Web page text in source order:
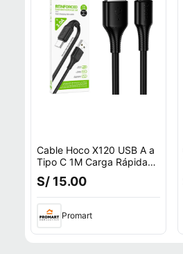
Cable Hoco X120 USB A a
Tipo C 1M Carga Rápida
3A Negro
S/ 15.00
Promart